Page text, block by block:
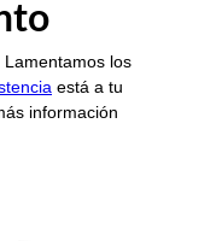
los
está a tu
información